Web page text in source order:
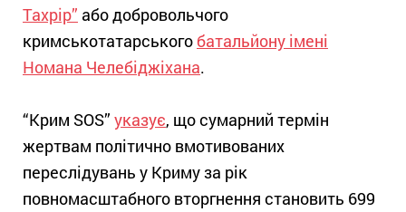
Тахрір” або добровольчого
кримськотатарськогобатальйону імені
Номана Челебіджіхана.
“Крим SOS” указує, що сумарний термін
жертвам політично вмотивованих
переслідувань у Криму за рік
повномасштабного вторгнення становить 699